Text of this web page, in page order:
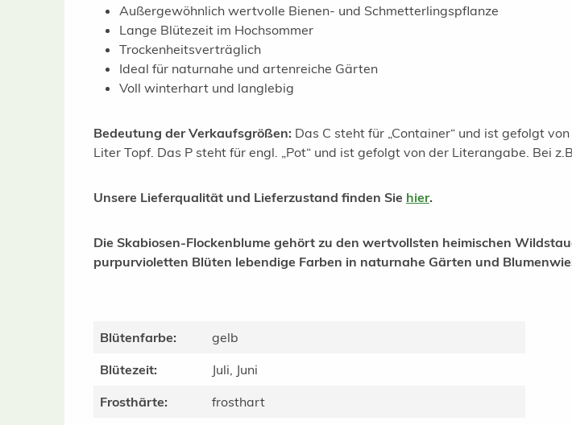
Außergewöhnlich wertvolle Bienen- und Schmetterlingspflanze
Lange Blütezeit im Hochsommer
Trockenheitsverträglich
Ideal für naturnahe und artenreiche Gärten
Voll winterhart und langlebig
Bedeutung der Verkaufsgrößen: Das C steht für „Container“ und ist gefolgt
Liter Topf. Das P steht für engl. „Pot“ und ist gefolgt von der Literangabe. Bei
Unsere Lieferqualität und Lieferzustand finden Sie hier.
Die Skabiosen-Flockenblume gehört zu den wertvollsten heimischen
purpurvioletten Blüten lebendige Farben in naturnahe Gärten und
Blütenfarbe:
gelb
Blütezeit:
Juli, Juni
Frosthärte:
frosthart